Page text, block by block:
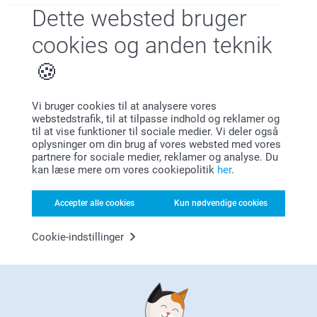
Dette websted bruger
cookies og anden teknik
Vi bruger cookies til at analysere vores
webstedstrafik, til at tilpasse indhold og reklamer og
til at vise funktioner til sociale medier. Vi deler også
oplysninger om din brug af vores websted med vores
partnere for sociale medier, reklamer og analyse. Du
kan læse mere om vores cookiepolitik her.
Accepter alle cookies Kun nødvendige cookies
Cookie-indstillinger
Lone Jensen,
Billedet var for småt på koppen.
04.08.2026
10:03
Hej Lone,
Tak for din anmeldelse og feedback, det er meget
vigtigt for os.
med dit produkt.
Du er velkommen til at kontakte os, hvis du ønsker
tilsvarende produkt.
Hanne,
01.07.2026
Flot og hurtig levering
Vis reaktioner
12:10
Tusind tak for den flotte anmeldelse! 🥰